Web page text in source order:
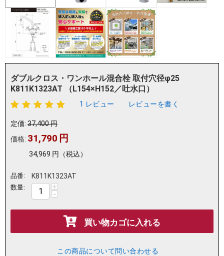
ダブルクロス・ワンホール混合栓 取付穴径φ25
K811K1323AT （L154×H152／吐水口）
1 レビュー レビューを書く
定価: 37,400円
価格: 31,790 円
34,969 円 （税込）
品番: K811K1323AT
数量: +
−
買い物カゴに入れる
この商品について問い合わせる